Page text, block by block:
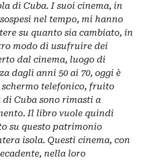
di Cuba. I suoi cinema, in
nel tempo, mi hanno
su quanto sia cambiato, in
modo di usufruire dei
dal cinema, luogo di
dagli anni 50 ai 70, oggi è
telefonico, fruito
Cuba sono rimasti a
.Il libro vuole quindi
su questo patrimonio
isola. Questi cinema, con
nella loro